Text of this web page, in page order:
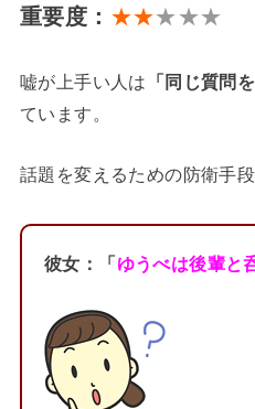
重要度： ★★★★★
嘘が上手い人は 「同じ質問
ています。
話題を変えるための防衛手段
彼女：「ゆうべは後輩と